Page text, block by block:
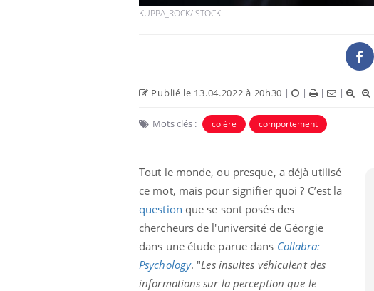
KUPPA_ROCK/ISTOCK
Publié le 13.04.2022 à 20h30 | | | |
Mots clés : colère comportement
Tout le monde, ou presque, a déjà utilisé
ce mot, mais pour signifier quoi ? C’est la
question que se sont posés des
chercheurs de l'université de Géorgie
dans une étude parue dans Collabra:
Psychology. "Les insultes véhiculent des
informations sur la perception que le